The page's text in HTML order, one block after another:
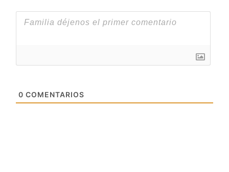
0 COMENTARIOS